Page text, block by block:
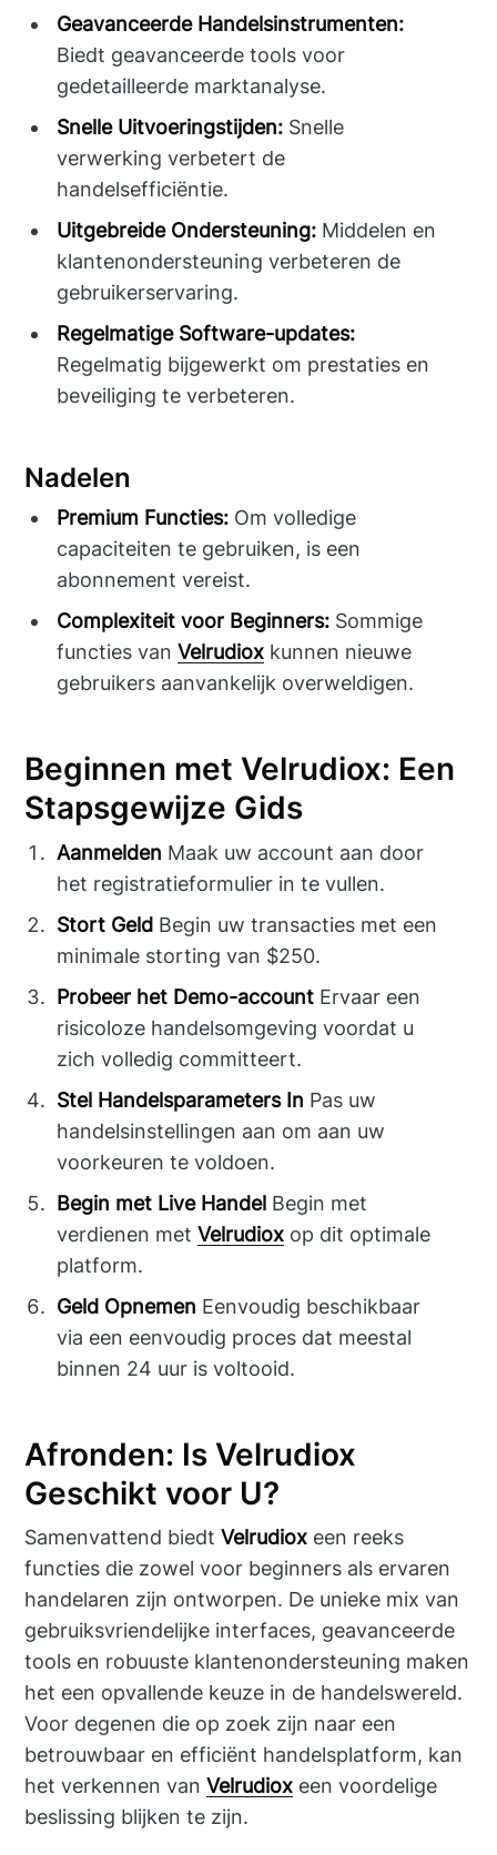
Geavanceerde Handelsinstrumenten:
Biedt geavanceerde tools voor
gedetailleerde marktanalyse.
Snelle Uitvoeringstijden: Snelle
verwerking verbetert de
handelsefficiëntie.
Uitgebreide Ondersteuning: Middelen en
klantenondersteuning verbeteren de
gebruikerservaring.
Regelmatige Software-updates:
Regelmatig bijgewerkt om prestaties en
beveiliging te verbeteren.
Nadelen
Premium Functies: Om volledige
capaciteiten te gebruiken, is een
abonnement vereist.
Complexiteit voor Beginners: Sommige
functies vanVelrudiox kunnen nieuwe
gebruikers aanvankelijk overweldigen.
Beginnen met Velrudiox: Een
Stapsgewijze Gids
Aanmelden Maak uw account aan door
het registratieformulier in te vullen.
Stort Geld Begin uw transacties met een
minimale storting van $250.
Probeer het Demo-account Ervaar een
risicoloze handelsomgeving voordat u
zich volledig committeert.
Stel Handelsparameters In Pas uw
handelsinstellingen aan om aan uw
voorkeuren te voldoen.
Begin met Live Handel Begin met
verdienen metVelrudiox op dit optimale
platform.
Geld Opnemen Eenvoudig beschikbaar
via een eenvoudig proces dat meestal
binnen 24 uur is voltooid.
Afronden: Is Velrudiox
Geschikt voor U?
Samenvattend biedtVelrudiox een reeks
functies die zowel voor beginners als ervaren
handelaren zijn ontworpen. De unieke mix van
gebruiksvriendelijke interfaces, geavanceerde
tools en robuuste klantenondersteuning maken
het een opvallende keuze in de handelswereld.
Voor degenen die op zoek zijn naar een
betrouwbaar en efficiënt handelsplatform, kan
het verkennen vanVelrudiox een voordelige
beslissing blijken te zijn.